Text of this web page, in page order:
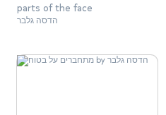
parts of the face
הדסה גלבר